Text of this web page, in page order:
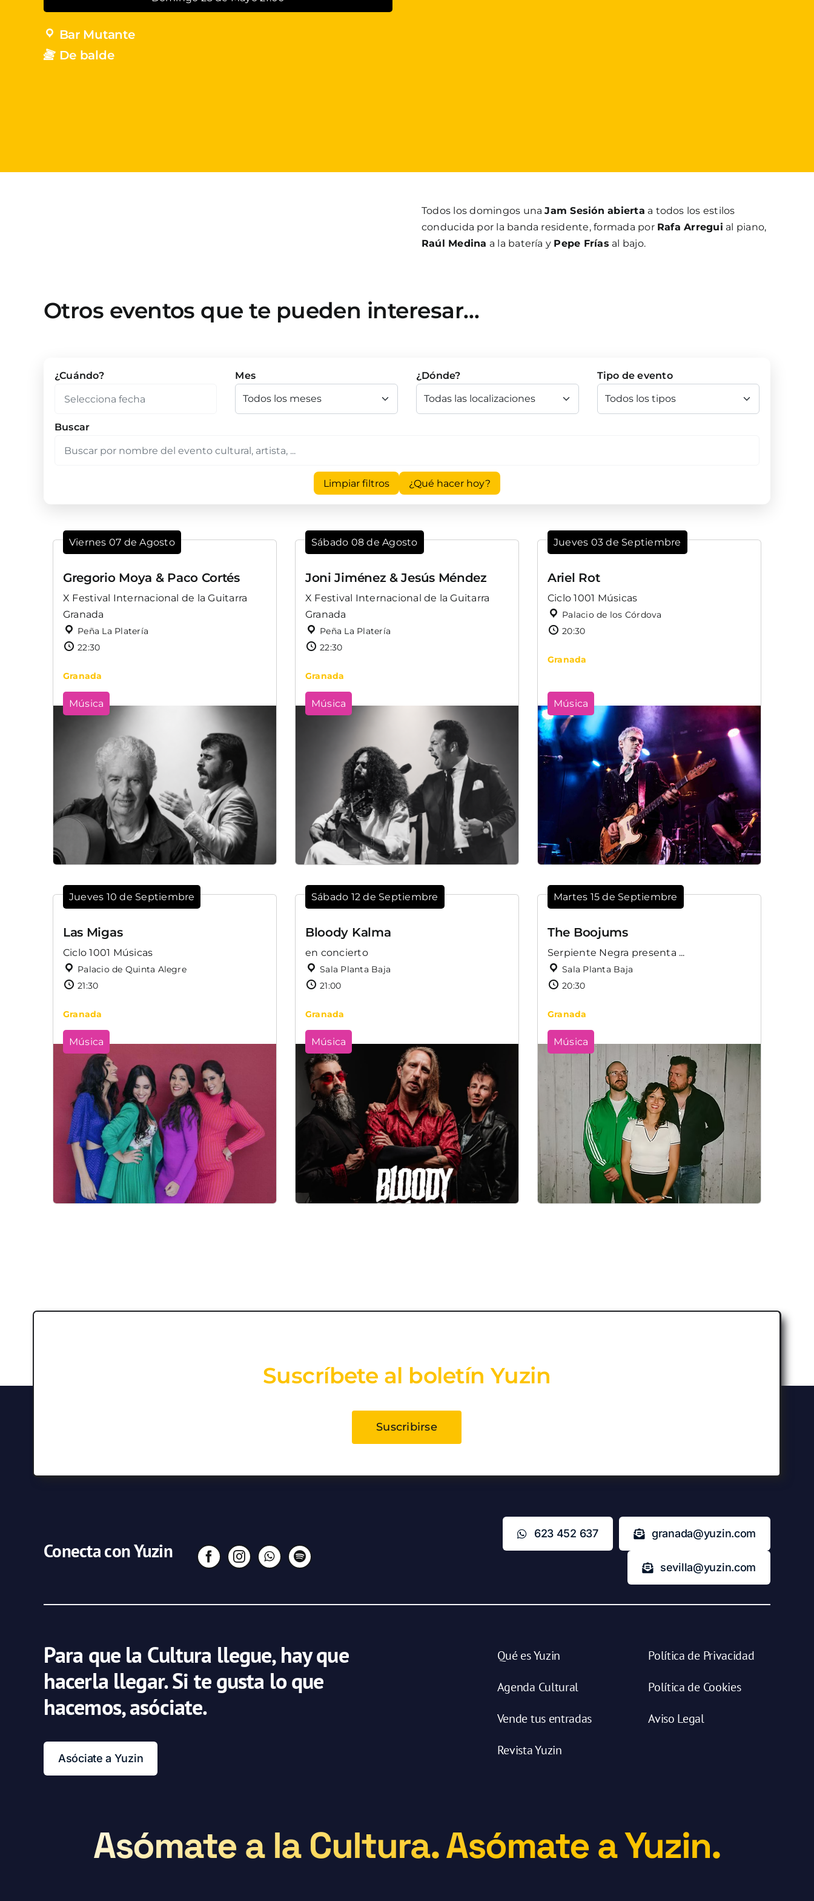
Bar Mutante
De balde
Todos los domingos unaJam Sesión abierta a todos los estilos
conducida por la banda residente, formada por Rafa Arregui al piano,
Raúl Medina a la batería y Pepe Frías al bajo.
Otros eventos que te pueden interesar…
¿Cuándo? Mes ¿Dónde? Tipo de evento
Buscar
Limpiar filtros ¿Qué hacer hoy?
Viernes 07 de Agosto
Gregorio Moya & Paco Cortés
X Festival Internacional de la Guitarra
Granada
Peña La Platería
22:30
Granada
Música
Sábado 08 de Agosto
Joni Jiménez & Jesús Méndez
X Festival Internacional de la Guitarra
Granada
Peña La Platería
22:30
Granada
Música
Jueves 03 de Septiembre
Ariel Rot
Ciclo 1001 Músicas
Palacio de los Córdova
20:30
Granada
Música
Jueves 10 de Septiembre
Las Migas
Ciclo 1001 Músicas
Palacio de Quinta Alegre
21:30
Granada
Música
Sábado 12 de Septiembre
Bloody Kalma
en concierto
Sala Planta Baja
21:00
Granada
Música
Martes 15 de Septiembre
The Boojums
Serpiente Negra presenta ...
Sala Planta Baja
20:30
Granada
Música
Suscríbete al boletín Yuzin
Suscribirse
Conecta con Yuzin
623 452 637 granada@yuzin.com
sevilla@yuzin.com
Para que la Cultura llegue, hay que
hacerla llegar. Si te gusta lo que
hacemos, asóciate.
Asóciate a Yuzin
Qué es Yuzin
Agenda Cultural
Vende tus entradas
Revista Yuzin
Política de Privacidad
Política de Cookies
Aviso Legal
Asómate a la Cultura. Asómate a Yuzin.